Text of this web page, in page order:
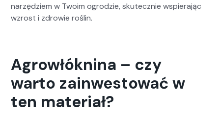
narzędziem w Twoim ogrodzie, skutecznie wspier­a­jąc
wzrost i zdrowie roślin.
Agrowłóknina – czy
warto zainwestować w
ten materiał?